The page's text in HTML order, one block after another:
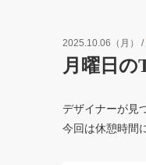
2025.10.06（月） /
月曜日の
デザイナーが見
今回は休憩時間